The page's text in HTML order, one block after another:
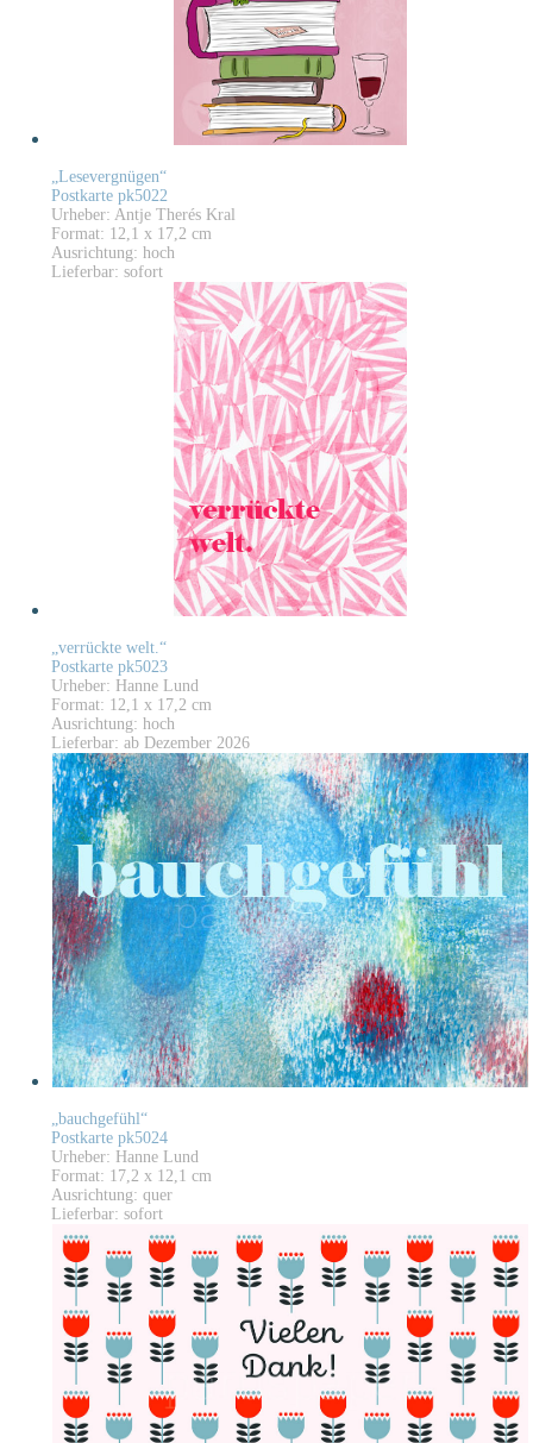
„Lesevergnügen“
Postkarte pk5022
Urheber: Antje Therés Kral
Format: 12,1 x 17,2 cm
Ausrichtung: hoch
Lieferbar: sofort
„verrückte welt.“
Postkarte pk5023
Urheber: Hanne Lund
Format: 12,1 x 17,2 cm
Ausrichtung: hoch
Lieferbar: ab Dezember 2026
„bauchgefühl“
Postkarte pk5024
Urheber: Hanne Lund
Format: 17,2 x 12,1 cm
Ausrichtung: quer
Lieferbar: sofort